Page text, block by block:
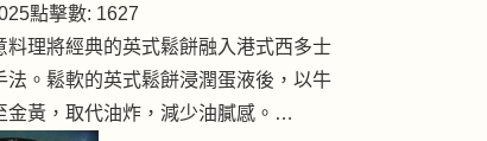
點擊數: 1627
料理將經典的英式鬆餅融入港式西多士
法。鬆軟的英式鬆餅浸潤蛋液後，以牛
金黃，取代油炸，減少油膩感。…